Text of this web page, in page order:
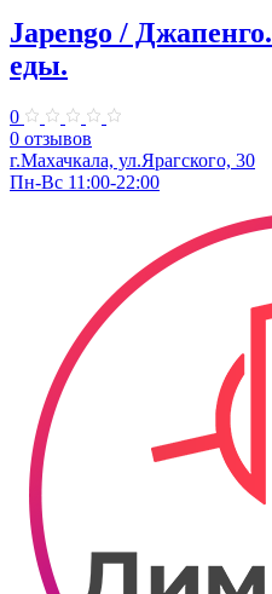
Japengo /
еды.
0
0 отзывов
г.Махачкала, ул.Ярагского, 30
Пн-Вс 11:00-22:00